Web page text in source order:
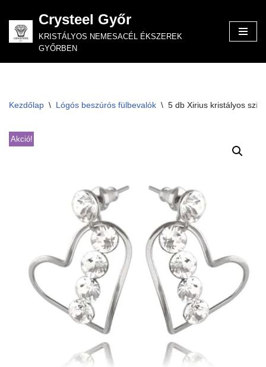
Skip
to
Crysteel Győr
KRISTÁLYOS NEMESACÉL ÉKSZEREK
GYŐRBEN
Kezdőlap \ Lógós beszúrós fülbevalók \ 5 db Xirius kristályos
Akció!